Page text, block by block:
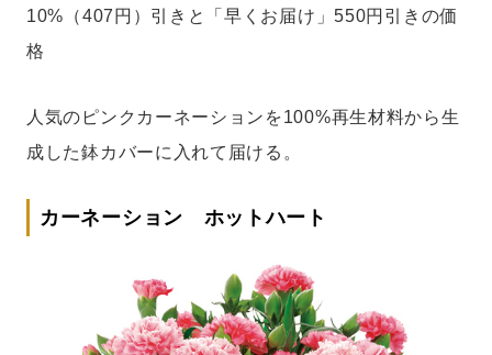
10%（407円）引きと「早くお届け」550円引きの価
格
人気のピンクカーネーションを100%再生材料から生
成した鉢カバーに入れて届ける。
カーネーション ホットハート